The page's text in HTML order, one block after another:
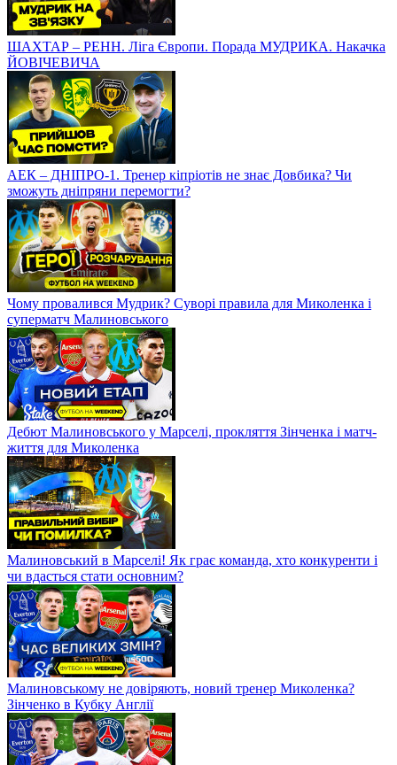
ШАХТАР – РЕНН. Ліга Європи. Порада МУДРИКА. Накачка
ЙОВІЧЕВИЧА
АЕК – ДНІПРО-1. Тренер кіпріотів не знає Довбика? Чи
зможуть дніпряни перемогти?
Чому провалився Мудрик? Суворі правила для Миколенка і
суперматч Малиновського
Дебют Малиновського у Марселі, прокляття Зінченка і матч-
життя для Миколенка
Малиновський в Марселі! Як грає команда, хто конкуренти і
чи вдасться стати основним?
Малиновському не довіряють, новий тренер Миколенка?
Зінченко в Кубку Англії